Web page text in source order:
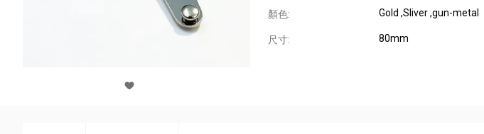
顏色: Gold ,Sliver ,gun-metal
尺寸: 80mm